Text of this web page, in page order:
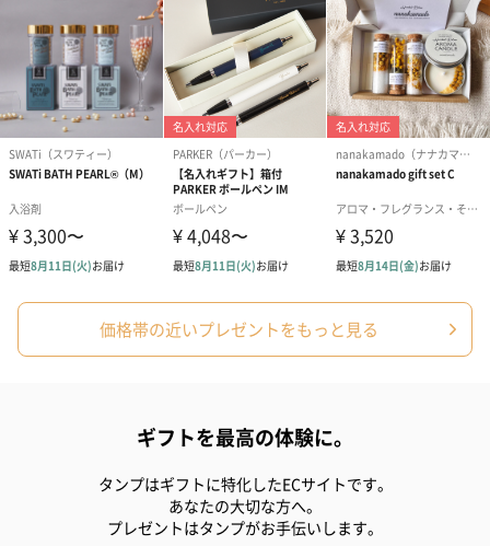
ハンドタオル・ハンカチ
ハンドタオル・ハンカチを同梱してお届けいたします。ギフトへ
の＋αにおすすめです。
花束ハンドタオル（ピ
ンク）（1,760円）
花束ハンドタオル（ブ
ルー）（1,760円）
花束ハンドタ
ワイト）（
キャンドル・お香
キャンドル・お香を同梱してお届けいたします。
価格帯の近いプレゼントをもっと見る
ギフトを最高の体験に。
タンプはギフトに特化したECサイトです。
あなたの大切な方へ。
プレゼントはタンプがお手伝いします。